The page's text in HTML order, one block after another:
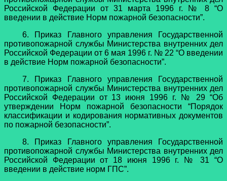
Российской Федерации от 31 марта 1996 г. № 8 “О
введении в действие Норм пожарной безопасности”.
6. Приказ Главного управления Государственной
противопожарной службы Министерства внутренних дел
Российской Федерации от 6 мая 1996 г. № 22 “О введении
в действие Норм пожарной безопасности”.
7. Приказ Главного управления Государственной
противопожарной службы Министерства внутренних дел
Российской Федерации от 13 июня 1996 г. № 29 “Об
утверждении Норм пожарной безопасности “Порядок
классификации и кодирования нормативных документов
по пожарной безопасности”.
8. Приказ Главного управления Государственной
противопожарной службы Министерства внутренних дел
Российской Федерации от 18 июня 1996 г. № 31 “О
введении в действие норм ГПС”.